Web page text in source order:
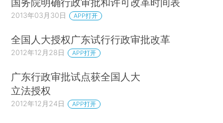
2013年03月30日 APP打开
全国人大授权广东试行行政审批改革
2012年12月28日 APP打开
广东行政审批试点获全国人大
立法授权
2012年12月24日 APP打开